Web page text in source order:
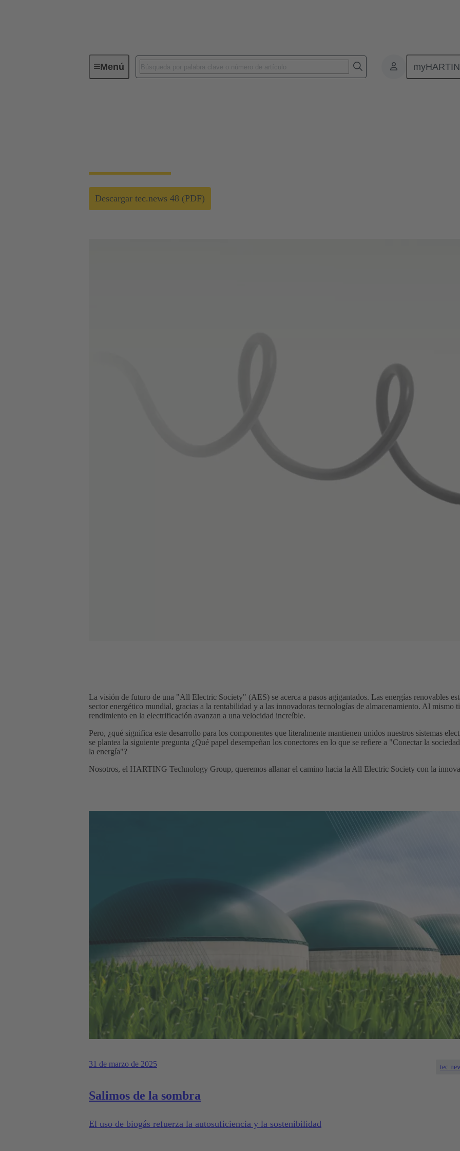
MenúRevista tecnológica de HARTING tec.news
Descargar tec.news 48 (PDF)
La visión de futuro de una "All Electric Society" (AES) se acerca a pasos agigantados. Las energías renovables
sector energético mundial, gracias a la rentabilidad y a las innovadoras tecnologías de almacenamiento. Al mismo
rendimiento en la electrificación avanzan a una velocidad increíble.
Pero, ¿qué significa este desarrollo para los componentes que literalmente mantienen unidos nuestros sistemas
se plantea la siguiente pregunta ¿Qué papel desempeñan los conectores en lo que se refiere a "Conectar la
la energía"?
Nosotros, el HARTING Technology Group, queremos allanar el camino hacia la All Electric Society con la
31 de marzo de 2025
Salimos de la sombra
El uso de biogás refuerza la autosuficiencia y la sostenibilidad